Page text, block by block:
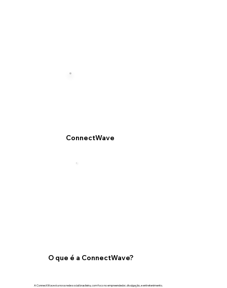
O que é a ConnectWave?
A ConnectWave é a nova rede social brasileira, com foco no empreendedor, divulgação, e entretenimento.
ConnectWave